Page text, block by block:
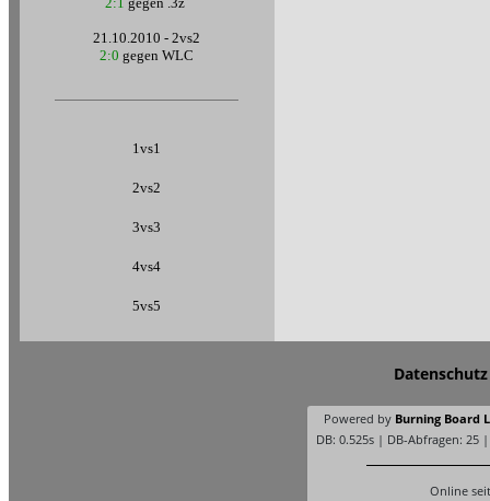
21.10.2010 - 2vs2
2:0 gegen WLC
1vs1
2vs2
3vs3
4vs4
5vs5
Datenschutz
Powered by Burning Board
DB: 0.525s | DB-Abfragen: 25
Online